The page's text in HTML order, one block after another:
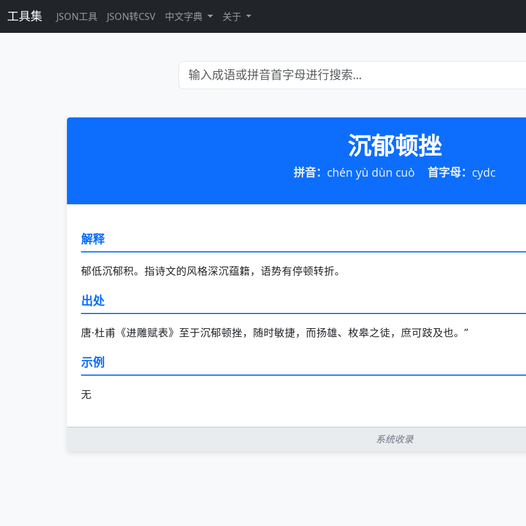
工具集 JSON工具 JSON转CSV 中文字典 关于
沉郁顿挫
拼音： chén yù dùn cuò 首字母： cydc
解释
郁低沉郁积。指诗文的风格深沉蕴籍，语势有停顿转折。
出处
唐·杜甫《进雕赋表》至于沉郁顿挫，随时敏捷，而扬雄、枚皋之徒，庶可跂及也。”
示例
无
系统收录